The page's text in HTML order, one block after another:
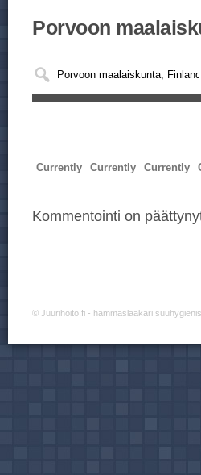
Porvoon
Currently Currently Currently
Kommentointi on
© Juurihoito.fi - hammaslääkäri